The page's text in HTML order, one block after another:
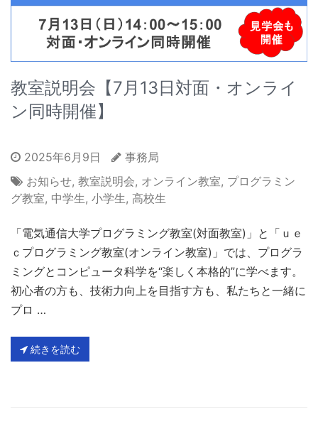
教室説明会【7月13日対面・オンライ
ン同時開催】
2025年6月9日
事務局
お知らせ, 教室説明会, オンライン教室, プログラミン
グ教室, 中学生, 小学生, 高校生
「電気通信大学プログラミング教室(対面教室)」と「ｕｅ
ｃプログラミング教室(オンライン教室)」では、プログラ
ミングとコンピュータ科学を“楽しく本格的”に学べます。
初心者の方も、技術力向上を目指す方も、私たちと一緒に
プロ …
続きを読む